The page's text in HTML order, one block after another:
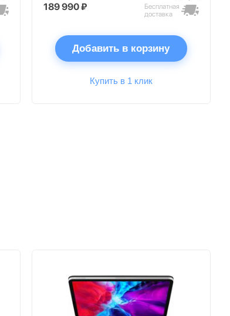
189 990 ₽
Бесплатная
доставка
Добавить в корзину
Купить в 1 клик